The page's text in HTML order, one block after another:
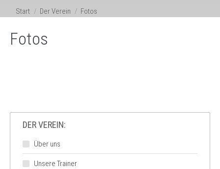
Sie befinden sich hier:
Start Der Verein Fotos
Fotos
DER VEREIN:
Über uns
Unsere Trainer